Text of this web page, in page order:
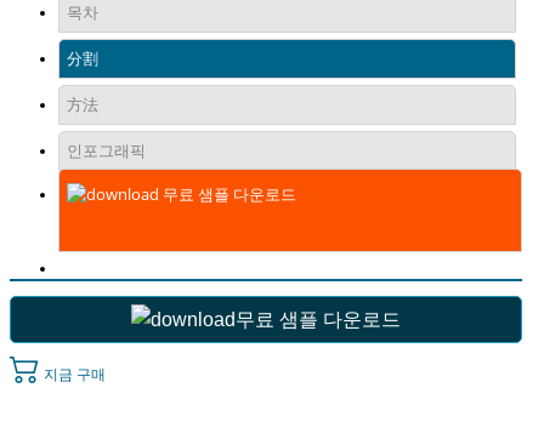
목차
分割
方法
인포그래픽
무료 샘플 다운로드
무료 샘플 다운로드
지금 구매